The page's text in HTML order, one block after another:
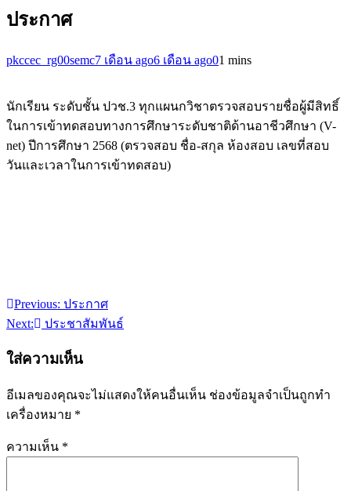
ประกาศ
pkccec_rg00semc7 เดือน ago6 เดือน ago01 mins
นักเรียน ระดับชั้น ปวช.3 ทุกแผนกวิชาตรวจสอบรายชื่อผู้มีสิทธิ์
ในการเข้าทดสอบทางการศึกษาระดับชาติด้านอาชีวศึกษา (V-
net) ปีการศึกษา 2568 (ตรวจสอบ ชื่อ-สกุล ห้องสอบ เลขที่สอบ
วันและเวลาในการเข้าทดสอบ)
แนะแนว
Previous: ประกาศ
Next:
ประชาสัมพันธ์
ใส่ความเห็น
อีเมลของคุณจะไม่แสดงให้คนอื่นเห็น ช่องข้อมูลจำเป็นถูกทำ
เครื่องหมาย *
ความเห็น *